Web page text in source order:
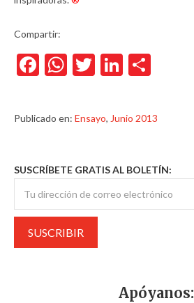
Compartir:
Facebook
WhatsApp
TwitterLinkedIn
Publicado en: Ensayo, Junio 2013
SUSCRÍBETE GRATIS AL BOLETÍN:
Apóyanos: